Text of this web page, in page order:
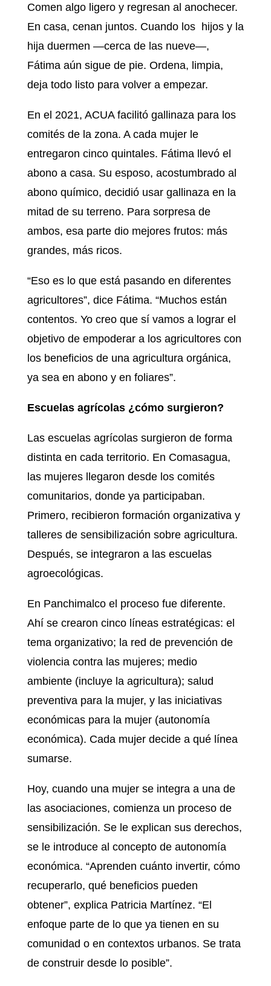
Comen algo ligero y regresan al anochecer.
En casa, cenan juntos. Cuando los hijos y la
hija duermen —cerca de las nueve—,
Fátima aún sigue de pie. Ordena, limpia,
deja todo listo para volver a empezar.
En el 2021, ACUA facilitó gallinaza para los
comités de la zona. A cada mujer le
entregaron cinco quintales. Fátima llevó el
abono a casa. Su esposo, acostumbrado al
abono químico, decidió usar gallinaza en la
mitad de su terreno. Para sorpresa de
ambos, esa parte dio mejores frutos: más
grandes, más ricos.
“Eso es lo que está pasando en diferentes
agricultores”, dice Fátima. “Muchos están
contentos. Yo creo que sí vamos a lograr el
objetivo de empoderar a los agricultores con
los beneficios de una agricultura orgánica,
ya sea en abono y en foliares”.
Escuelas agrícolas ¿cómo surgieron?
Las escuelas agrícolas surgieron de forma
distinta en cada territorio. En Comasagua,
las mujeres llegaron desde los comités
comunitarios, donde ya participaban.
Primero, recibieron formación organizativa y
talleres de sensibilización sobre agricultura.
Después, se integraron a las escuelas
agroecológicas.
En Panchimalco el proceso fue diferente.
Ahí se crearon cinco líneas estratégicas: el
tema organizativo; la red de prevención de
violencia contra las mujeres; medio
ambiente (incluye la agricultura); salud
preventiva para la mujer, y las iniciativas
económicas para la mujer (autonomía
económica). Cada mujer decide a qué línea
sumarse.
Hoy, cuando una mujer se integra a una de
las asociaciones, comienza un proceso de
sensibilización. Se le explican sus derechos,
se le introduce al concepto de autonomía
económica. “Aprenden cuánto invertir, cómo
recuperarlo, qué beneficios pueden
obtener”, explica Patricia Martínez. “El
enfoque parte de lo que ya tienen en su
comunidad o en contextos urbanos. Se trata
de construir desde lo posible”.